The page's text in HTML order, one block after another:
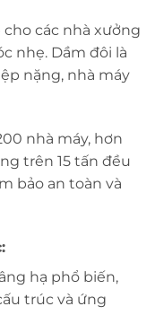
các nhà xưởng
nhẹ. Dầm đôi là
nặng, nhà máy
nhà máy, hơn
trên 15 tấn đều
bảo an toàn và
hạ phổ biến,
trúc và ứng